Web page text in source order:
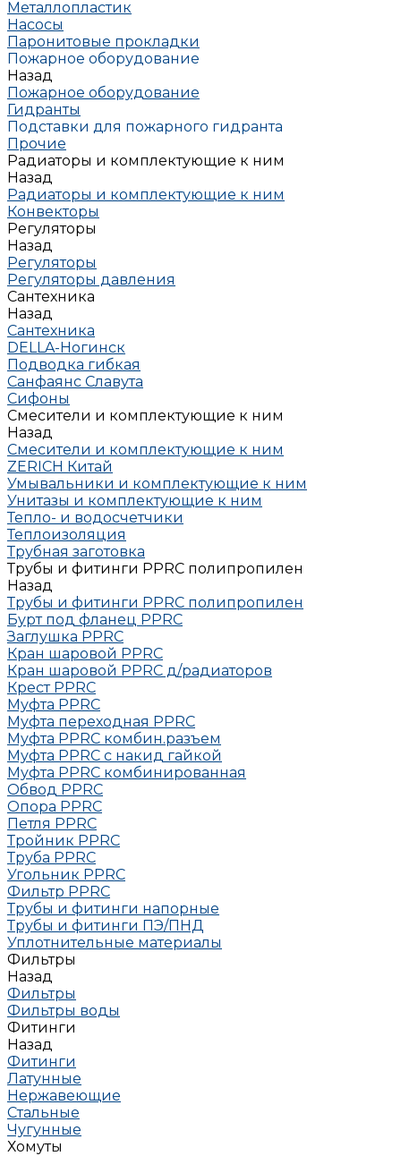
Металлопластик
Насосы
Паронитовые прокладки
Пожарное оборудование
Назад
Пожарное оборудование
Гидранты
Подставки для пожарного гидранта
Прочие
Радиаторы и комплектующие к ним
Назад
Радиаторы и комплектующие к ним
Конвекторы
Регуляторы
Назад
Регуляторы
Регуляторы давления
Сантехника
Назад
Сантехника
DELLA-Ногинск
Подводка гибкая
Санфаянс Славута
Сифоны
Смесители и комплектующие к ним
Назад
Смесители и комплектующие к ним
ZERICH Китай
Умывальники и комплектующие к ним
Унитазы и комплектующие к ним
Тепло- и водосчетчики
Теплоизоляция
Трубная заготовка
Трубы и фитинги PPRC полипропилен
Назад
Трубы и фитинги PPRC полипропилен
Бурт под фланец РРRC
Заглушка РРRC
Кран шаровой PPRC
Кран шаровой PPRC д/радиаторов
Крест PPRC
Муфта PPRC
Муфта переходная PPRC
Муфта РРRC комбин.разъем
Муфта PPRC с накид гайкой
Муфта РРRC комбинированная
Обвод РРRC
Опора РРRC
Петля РРRC
Тройник РРRC
Труба РРRC
Угольник РРRC
Фильтр PPRC
Трубы и фитинги напорные
Трубы и фитинги ПЭ/ПНД
Уплотнительные материалы
Фильтры
Назад
Фильтры
Фильтры воды
Фитинги
Назад
Фитинги
Латунные
Нержавеющие
Стальные
Чугунные
Хомуты